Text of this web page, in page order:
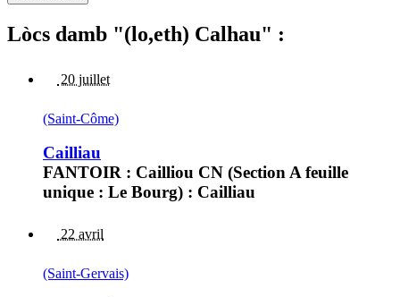
Lòcs damb "(lo,eth) Calhau" :
20 juillet
(Saint-Côme)
Cailliau
FANTOIR : Cailliou CN (Section A feuille
unique : Le Bourg) : Cailliau
22 avril
(Saint-Gervais)